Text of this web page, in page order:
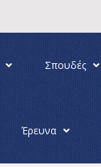
Σπουδές
Έρευνα